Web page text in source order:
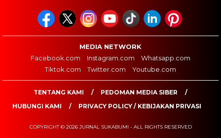
MEDIA NETWORK
Facebook.com
Instagram.com
Whatsapp.com
Tiktok.com
Twitter.com Youtube.com
TENTANG KAMI
PEDOMAN MEDIA SIBER
HUBUNGI KAMI
PRIVACY POLICY / KEBIJAKAN PRIVASI
COPYRIGHT © 2026 JURNAL SUKABUMI - ALL RIGHTS RESERVED